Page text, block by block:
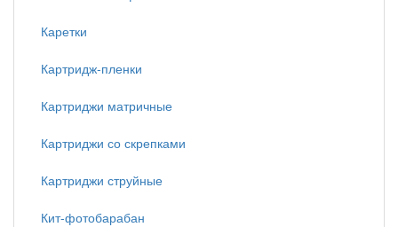
Каретки
Картридж-пленки
Картриджи матричные
Картриджи со скрепками
Картриджи струйные
Кит-фотобарабан